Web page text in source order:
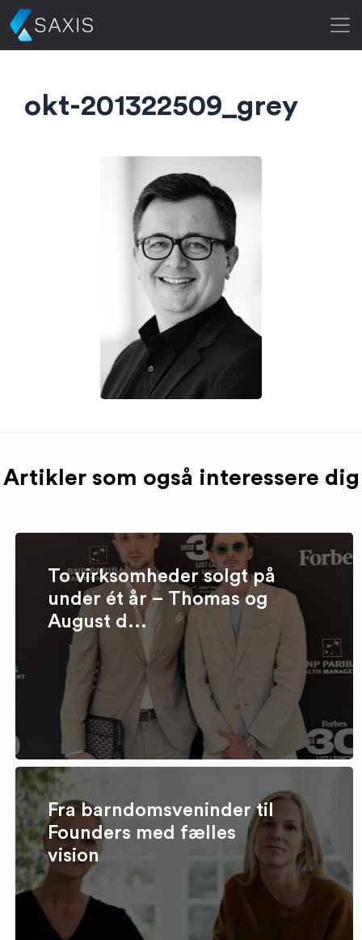
okt-201322509_grey
Artikler som også interessere dig
To virksomheder solgt på
under ét år – Thomas og
August d...
Fra barndomsveninder til
Founders med fælles
vision